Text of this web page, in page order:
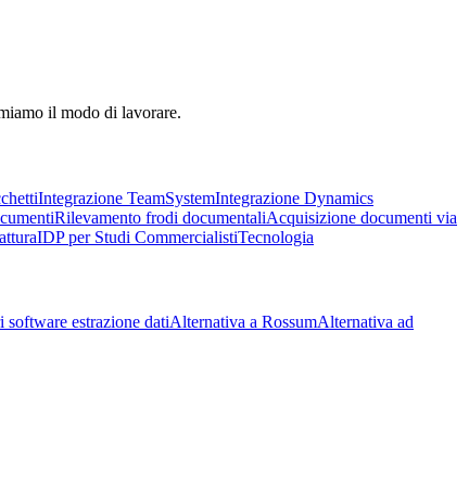
il modo di lavorare.
Integrazione TeamSystemIntegrazione Dynamics
Rilevamento frodi documentaliAcquisizione documenti via
IDP per Studi CommercialistiTecnologia
estrazione datiAlternativa a RossumAlternativa ad